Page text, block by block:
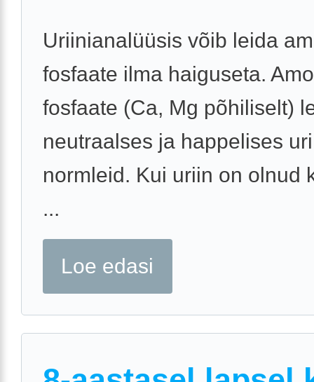
Uriinianalüüsis võib leida
fosfaate ilma haiguseta.
fosfaate (Ca, Mg põhiliselt)
neutraalses ja happelises
normleid. Kui uriin on olnud
...
Loe edasi